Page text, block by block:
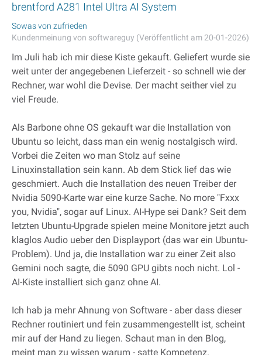
brentford A281 Intel Ultra AI System
Sowas von zufrieden
Kundenmeinung von softwareguy (Veröffentlicht am 20-01-2026)
Im Juli hab ich mir diese Kiste gekauft. Geliefert wurde sie
weit unter der angegebenen Lieferzeit - so schnell wie der
Rechner, war wohl die Devise. Der macht seither viel zu
viel Freude.
Als Barbone ohne OS gekauft war die Installation von
Ubuntu so leicht, dass man ein wenig nostalgisch wird.
Vorbei die Zeiten wo man Stolz auf seine
Linuxinstallation sein kann. Ab dem Stick lief das wie
geschmiert. Auch die Installation des neuen Treiber der
Nvidia 5090-Karte war eine kurze Sache. No more "Fxxx
you, Nvidia", sogar auf Linux. AI-Hype sei Dank? Seit dem
letzten Ubuntu-Upgrade spielen meine Monitore jetzt auch
klaglos Audio ueber den Displayport (das war ein Ubuntu-
Problem). Und ja, die Installation war zu einer Zeit also
Gemini noch sagte, die 5090 GPU gibts noch nicht. Lol -
AI-Kiste installiert sich ganz ohne AI.
Ich hab ja mehr Ahnung von Software - aber dass dieser
Rechner routiniert und fein zusammengestellt ist, scheint
mir auf der Hand zu liegen. Schaut man in den Blog,
meint man zu wissen warum - satte Kompetenz.